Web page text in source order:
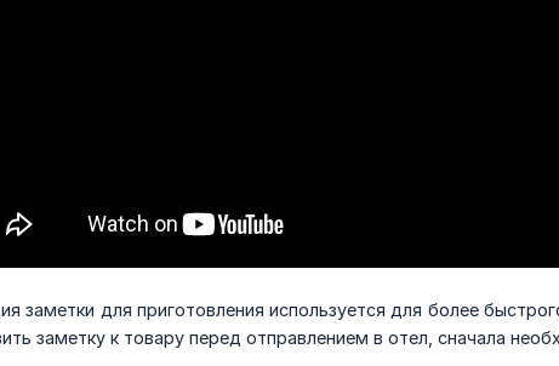
заметки для приготовления используется для более
заметку к товару перед отправлением в отел, сначала